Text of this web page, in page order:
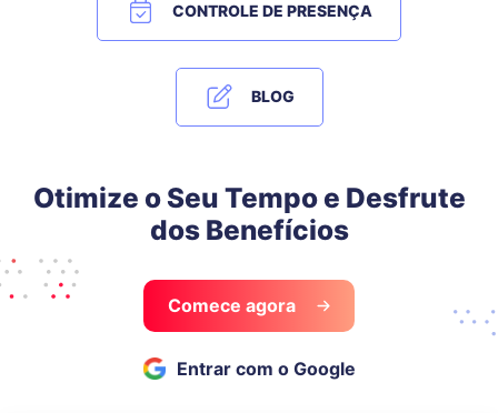
CONTROLE DE PRESENÇA
BLOG
Otimize o Seu Tempo e Desfrute
dos Benefícios
Comece agora
Entrar com o Google